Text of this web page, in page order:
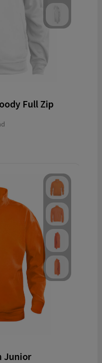
Full Zip
Junior